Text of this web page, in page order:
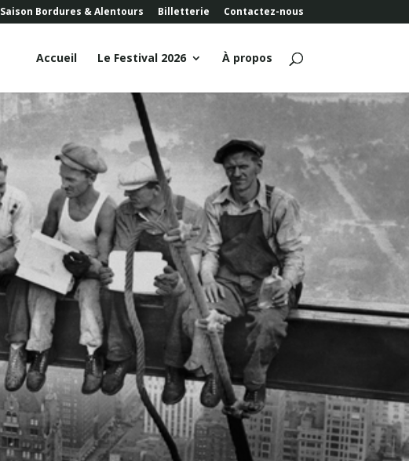
Saison Bordures & Alentours Billetterie Contactez-nous
Accueil Le Festival 2026 À propos